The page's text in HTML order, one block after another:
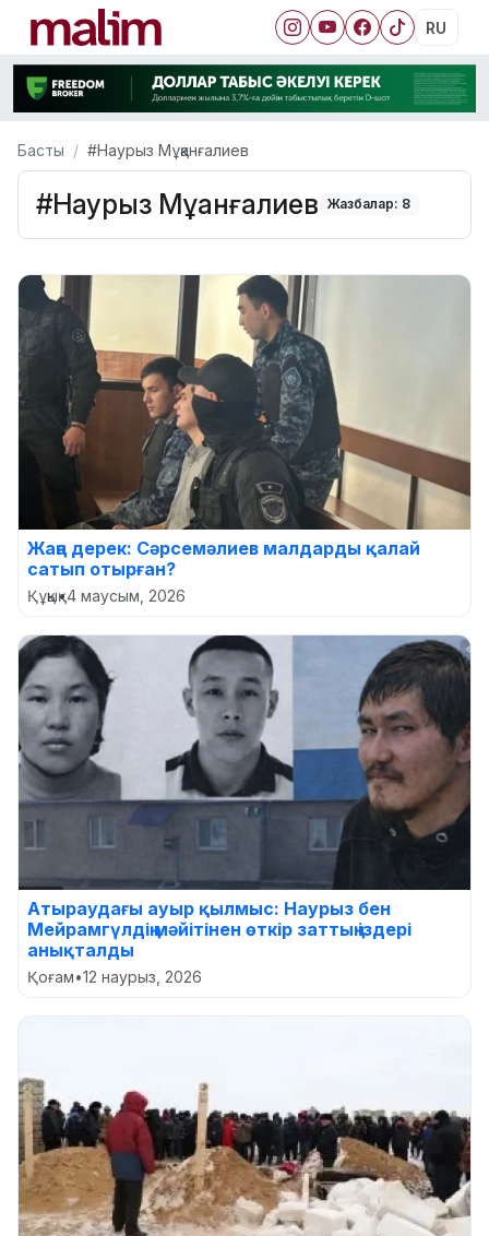
RU
Басты #Наурыз Мұқанғалиев
#Наурыз Мұқанғалиев Жазбалар: 8
Жаңа дерек: Сәрсемәлиев малдарды қалай
сатып отырған?
Құқық•4 маусым, 2026
Атыраудағы ауыр қылмыс: Наурыз бен
Мейрамгүлдің мәйітінен өткір заттың іздері
анықталды
Қоғам•12 наурыз, 2026